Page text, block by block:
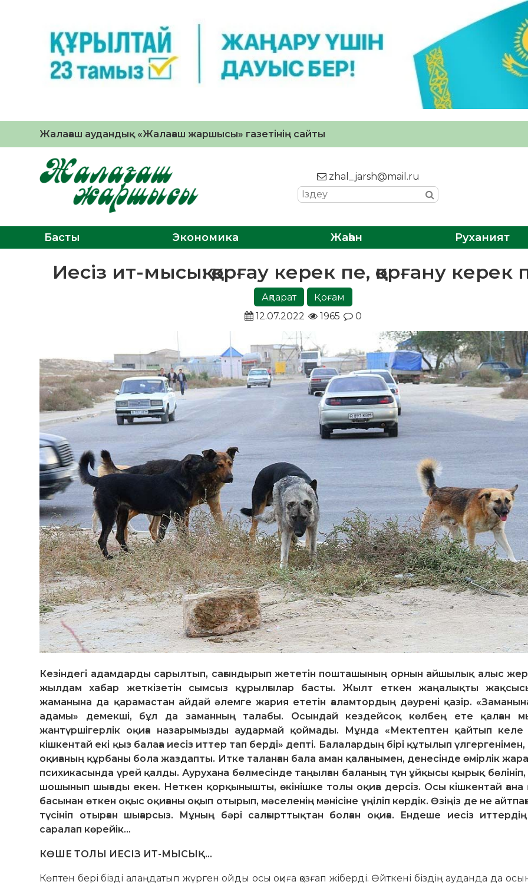
Жалағаш аудандық «Жалағаш жаршысы» газетінің сайты
zhal_jarsh@mail.ru
Басты Экономика Жаһан Руханият
Иесіз ит-мысық: қорғау керек пе, қорғану керек
Ақпарат
Қоғам
12.07.2022
1965 0
Кезіндегі адамдарды сарылтып, сағындырып жететін пошташының орнын айшылық алыс
жылдам хабар жеткізетін сымсыз құрылғылар басты. Жылт еткен жаңалықты
жаманына да қарамастан айдай әлемге жария ететін ғаламтордың дәурені қазір.
адамы» демекші, бұл да заманның талабы. Осындай кездейсоқ көлбең ете қалған
жантүршігерлік оқиға назарымызды аудармай қоймады. Мұнда «Мектептен қайтып келе
кішкентай екі қыз балаға иесіз иттер тап берді» депті. Балалардың бірі құтылып үлгергенімен,
оқиғаның құрбаны бола жаздапты. Итке таланған бала аман қалғанымен, денесінде өмірлік
психикасында үрей қалды. Аурухана бөлмесінде таңылған баланың түн ұйқысы қырық бөлініп,
шошынып шығады екен. Неткен қорқынышты, өкінішке толы оқиға дерсіз. Осы кішкентай
басынан өткен оқыс оқиғаны оқып отырып, мәселенің мәнісіне үңіліп көрдік. Өзіңіз де не
түсініп отырған шығарсыз. Мұның бәрі салғырттықтан болған оқиға. Ендеше иесіз
саралап көрейік…
КӨШЕ ТОЛЫ ИЕСІЗ ИТ-МЫСЫҚ…
Көптен бері бізді алаңдатып жүрген ойды осы оқиға қозғап жіберді. Өйткені біздің ауданда да